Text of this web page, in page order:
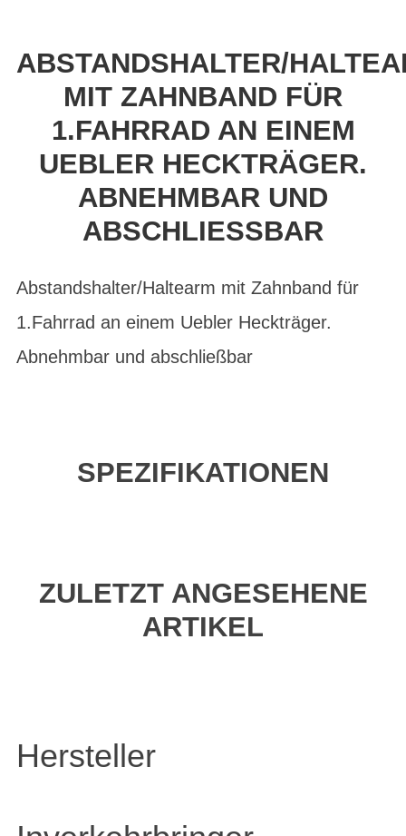
ABSTANDSHALTER/
MIT ZAHNBAND FÜR
1.FAHRRAD AN EINEM
UEBLER HECKTRÄGER.
ABNEHMBAR UND
ABSCHLIESSBAR
Abstandshalter/Haltearm mit Zahnband für
1.Fahrrad an einem Uebler Heckträger.
Abnehmbar und abschließbar
SPEZIFIKATIONEN
ZULETZT ANGESEHENE
ARTIKEL
Hersteller